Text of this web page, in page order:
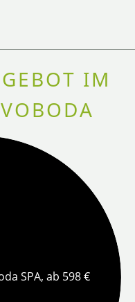
IM
SPA, ab 598 €